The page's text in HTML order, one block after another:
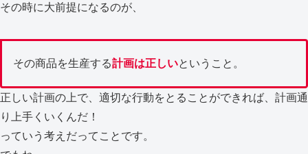
その時に大前提になるのが、
その商品を生産する計画は正しいということ。
正しい計画の上で、適切な行動をとることができれば、計画通
り上手くいくんだ！
っていう考えだってことです。